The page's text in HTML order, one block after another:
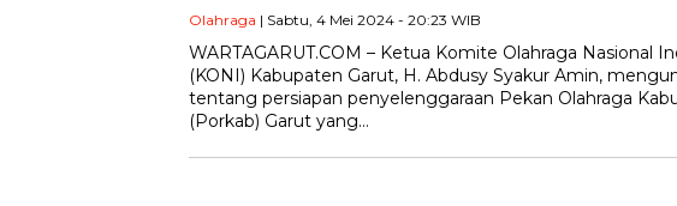
Olahraga | Sabtu, 4 Mei 2024 - 20:23 WIB
WARTAGARUT.COM – Ketua Komite Olahraga Nasional
(KONI) Kabupaten Garut, H. Abdusy Syakur Amin,
tentang persiapan penyelenggaraan Pekan Olahraga
(Porkab) Garut yang…